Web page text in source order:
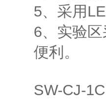
5、采用
6、实验
便利。
SW-CJ-